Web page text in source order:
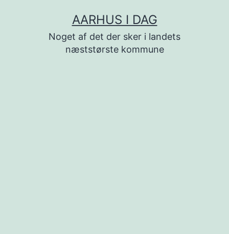
AARHUS I DAG
Noget af det der sker i landets
næststørste kommune